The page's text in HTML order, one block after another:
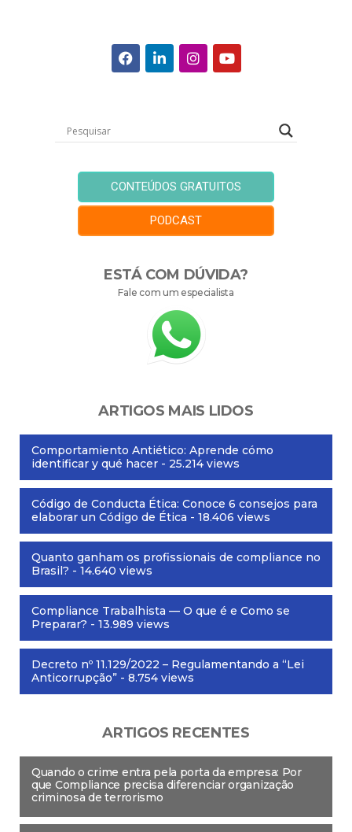
CONTEÚDOS GRATUITOS
PODCAST
ESTÁ COM DÚVIDA?
Fale com um especialista
ARTIGOS MAIS LIDOS
Comportamiento Antiético: Aprende cómo
identificar y qué hacer - 25.214 views
Código de Conducta Ética: Conoce 6 consejos para
elaborar un Código de Ética - 18.406 views
Quanto ganham os profissionais de compliance no
Brasil? - 14.640 views
Compliance Trabalhista — O que é e Como se
Preparar? - 13.989 views
Decreto nº 11.129/2022 – Regulamentando a “Lei
Anticorrupção” - 8.754 views
ARTIGOS RECENTES
Quando o crime entra pela porta da empresa: Por
que Compliance precisa diferenciar organização
criminosa de terrorismo